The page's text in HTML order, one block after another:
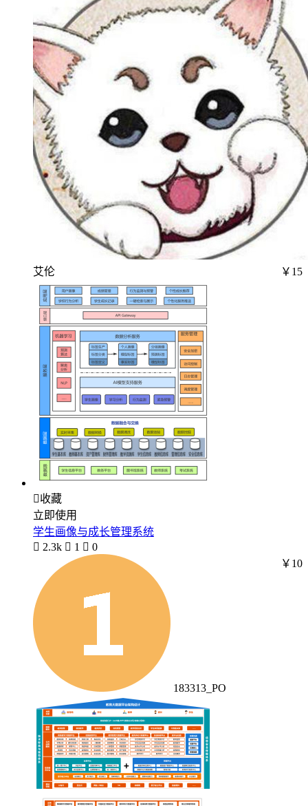
艾伦 ￥15
收藏
立即使用
学生画像与成长管理系统
 2.3k  1  0
183313_PO
￥10